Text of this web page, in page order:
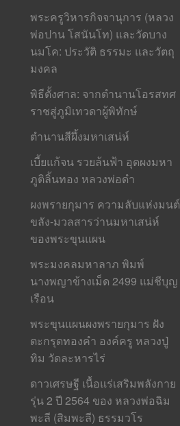
พระครูวิหารกิจจานุการ (หลวง
พ่อปาน โสนันโท) และวัดบาง
นมโค: ประวัติ ธรรมะ และวัตถุ
มงคล
พิธีตั้งศาล: จากตำนานโอรสทศ
ราชสู่ภูมิเทวดาผู้พิทักษ์
ตำนานสีผึ้งมหาเสน่ห์
เบี้ยแก้จน รวยล้นฟ้า อุดผงมหา
ภูติลิ้นทอง หลวงพ่อดำ
ผงพรายกุมาร ความลับแห่งมนต์
ขลัง-มวลสารว่านมหาเสน่ห์
ของพระขุนแผน
พระมงคลมหาลาภ พิมพ์
นางพญาข้างเม็ด 2499 แม่ชีบุญ
เรือน
พระขุนแผนผงพรายกุมาร ฝัง
ตะกรุดทองคำ องค์ครู หลวงปู่
ทิม วัดละหารไร่
ดาวเศรษฐี เนื้อแร่เสริมพลังกาย
รุ่น 2 ปี 2564 ของ หลวงพ่อฉิม
พะลี (สิมพะลี) ธรรมวโร